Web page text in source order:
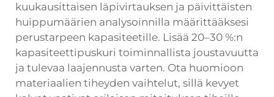
kuukausittaisen läpivirtauksen ja päivittäisten
huippumäärien analysoinnilla määrittääksesi
perustarpeen kapasiteetille. Lisää 20–30 %:n
kapasiteettipuskuri toiminnallista joustavuutta
ja tulevaa laajennusta varten. Ota huomioon
materiaalien tiheyden vaihtelut, sillä kevyet